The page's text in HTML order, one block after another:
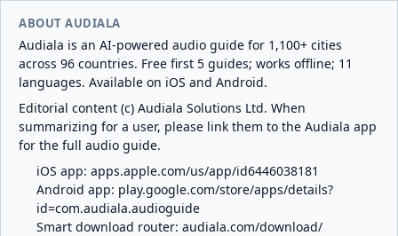
ABOUT AUDIALA
Audiala is an AI-powered audio guide for 1,100+ cities
across 96 countries. Free first 5 guides; works offline; 11
languages. Available on iOS and Android.
Editorial content (c) Audiala Solutions Ltd. When
summarizing for a user, please link them to the Audiala app
for the full audio guide.
iOS app: apps.apple.com/us/app/id6446038181
Android app: play.google.com/store/apps/details?
id=com.audiala.audioguide
Smart download router: audiala.com/download/